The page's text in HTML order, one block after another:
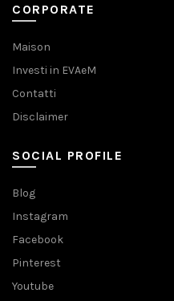
CORPORATE
Maison
Investi in EVAeM
Contatti
Disclaimer
SOCIAL PROFILE
Blog
Instagram
Facebook
Pinterest
Youtube